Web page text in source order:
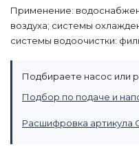
Применение:
воздуха; системы
системы водоочистки:
Подбираете насос или
Подбор по подаче и
Расшифровка артикула